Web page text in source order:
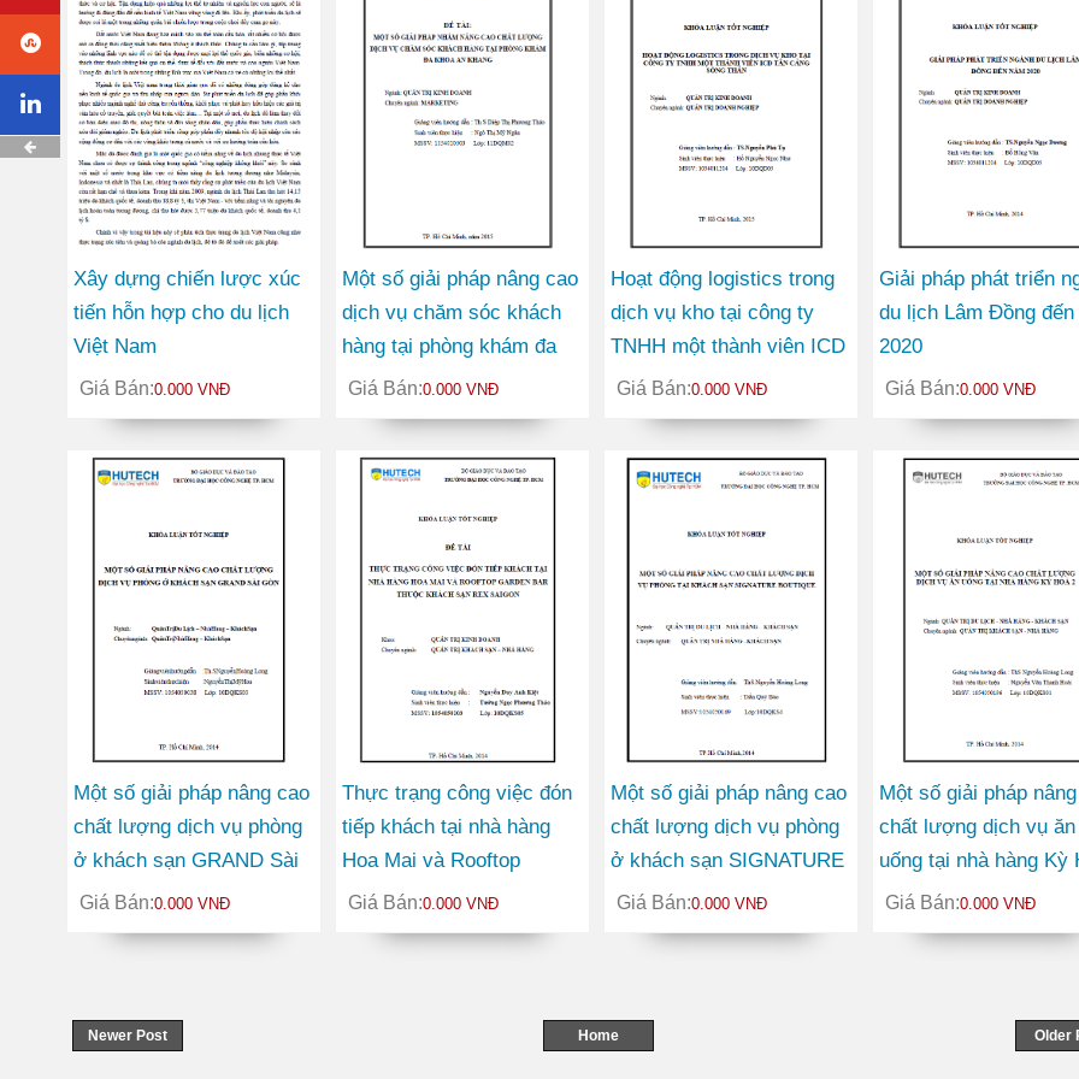
Xây dựng chiến lược xúc
tiến hỗn hợp cho du lịch
Việt Nam
Giá Bán:0.000 VNĐ
Một số giải pháp nâng cao
dịch vụ chăm sóc khách
hàng tại phòng khám đa
khoa An Khang
Giá Bán:0.000 VNĐ
Hoạt động logistics trong
dịch vụ kho tại công ty
TNHH một thành viên ICD
Tân Cảng Sóng Thần
Giá Bán:0.000 VNĐ
Giải pháp phát triển
du lịch Lâm Đồng đến
2020
Giá Bán:0.000 VNĐ
Một số giải pháp nâng cao
chất lượng dịch vụ phòng
ở khách sạn GRAND Sài
Gòn
Giá Bán:0.000 VNĐ
Thực trạng công việc đón
tiếp khách tại nhà hàng
Hoa Mai và Rooftop
Garden Bar thuộc khách
sạn Rex SaiGon
Giá Bán:0.000 VNĐ
Một số giải pháp nâng cao
chất lượng dịch vụ phòng
ở khách sạn SIGNATURE
BOUTIQE
Giá Bán:0.000 VNĐ
Một số giải pháp
chất lượng dịch vụ ăn
uống tại nhà hàng Kỳ
2Giá Bán:0.000 VNĐ
Newer Post Older
Home